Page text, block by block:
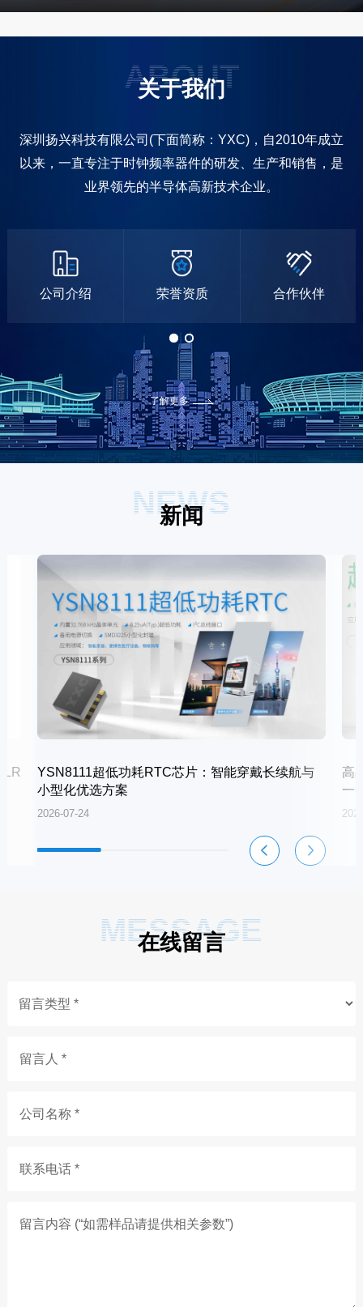
ABOUT
关于我们
深圳扬兴科技有限公司(下面简称：YXC)，自2010年成立
以来，一直专注于时钟频率器件的研发、生产和销售，是
业界领先的半导体高新技术企业。
公司介绍 荣誉资质 合作伙伴
了解更多
NEWS
新闻
YSN8111超低功耗RTC芯片：智能穿戴长续航与
小型化优选方案
2026-07-24
高
一
MESSAGE
在线留言
留言人 *
公司名称 *
联系电话 *
留言内容 (“如需样品请提供相关参数”)